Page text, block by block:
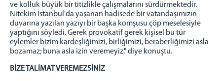
ve kolluk büyük bir titizlikle çalışmalarını sürdürmektedir.
Nitekim İstanbul'da yaşanan hadisede bir vatandaşımızın
duvarına yazılan yazıyı bir başka komşusu çöp meselesiyle
yaptığını söyledi. Gerek provokatif gerek kişisel bu tür
eylemler bizim kardeşliğimizi, birliğimizi, beraberliğimizi asla
bozamaz; buna asla izin veremeyiz." diye konuştu.
BİZE TALİMAT VEREMEZSİNİZ